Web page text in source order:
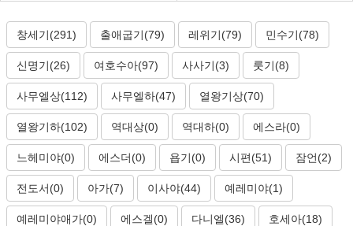
창세기(291) 출애굽기(79) 레위기(79) 민수기(78)
신명기(26) 여호수아(97) 사사기(3) 룻기(8)
사무엘상(112) 사무엘하(47) 열왕기상(70)
열왕기하(102) 역대상(0) 역대하(0) 에스라(0)
느헤미야(0) 에스더(0) 욥기(0) 시편(51) 잠언(2)
전도서(0) 아가(7) 이사야(44) 예레미야(1)
예레미야애가(0) 에스겔(0) 다니엘(36) 호세아(18)